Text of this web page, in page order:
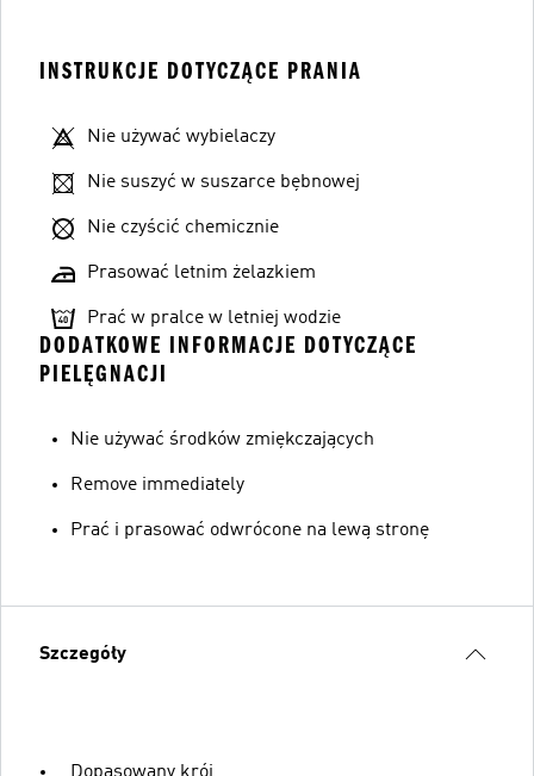
INSTRUKCJE DOTYCZĄCE PRANIA
Nie używać wybielaczy
Nie suszyć w suszarce bębnowej
Nie czyścić chemicznie
Prasować letnim żelazkiem
Prać w pralce w letniej wodzie
DODATKOWE INFORMACJE DOTYCZĄCE
PIELĘGNACJI
Nie używać środków zmiękczających
Remove immediately
Prać i prasować odwrócone na lewą stronę
Szczegóły